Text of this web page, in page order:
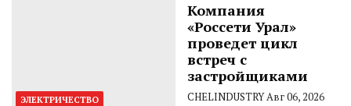
ЭЛЕКТРИЧЕСТВО
Компания
«Россети Урал»
проведет цикл
встреч с
застройщиками
CHELINDUSTRYАвг 06, 2026